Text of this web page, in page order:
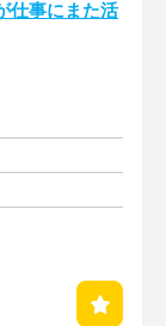
仕事にまた活